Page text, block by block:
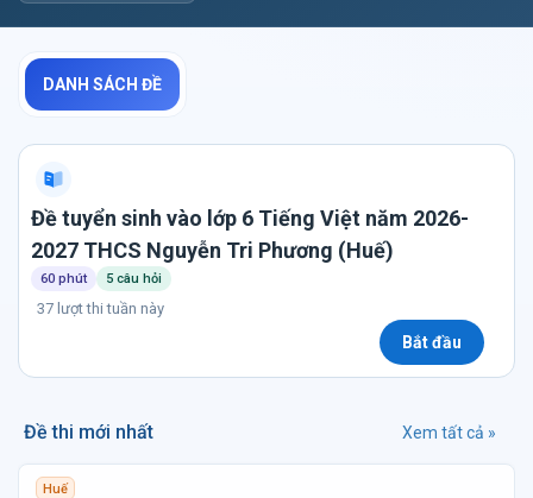
DANH SÁCH ĐỀ
Đề tuyển sinh vào lớp 6 Tiếng Việt năm 2026-
2027 THCS Nguyễn Tri Phương (Huế)
60 phút 5 câu hỏi
37 lượt thi tuần này
Bắt đầu
Đề thi mới nhất Xem tất cả »
Huế